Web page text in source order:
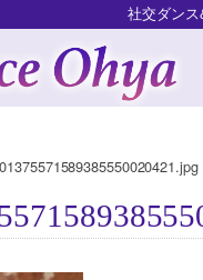
社交ダン